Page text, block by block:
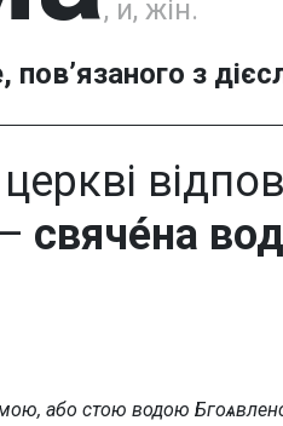
, и, жін.
пов’язаного з
свяче́на
або стою водою